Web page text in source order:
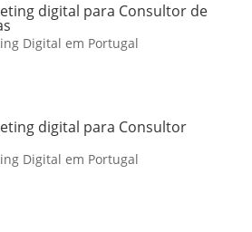
digital para Consultor de
Digital em Portugal
digital para Consultor
Digital em Portugal